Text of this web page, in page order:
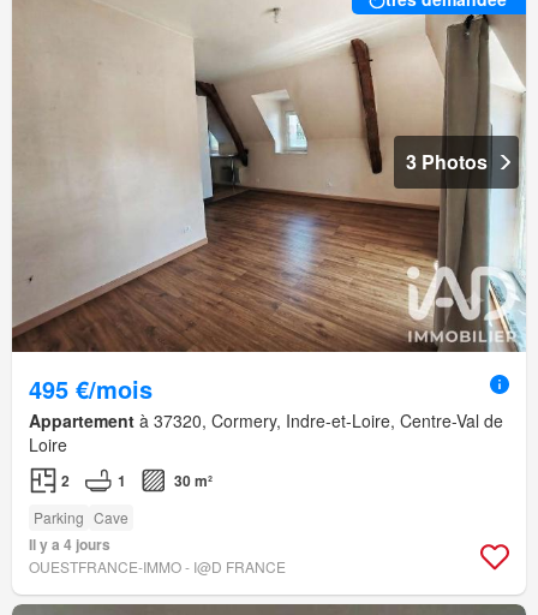
3 Photos
495 €/mois
Appartement à 37320, Cormery, Indre-et-Loire, Centre-Val de
Loire
2 1 30 m²
Parking Cave
Il y a 4 jours
OUESTFRANCE-IMMO - I@D FRANCE